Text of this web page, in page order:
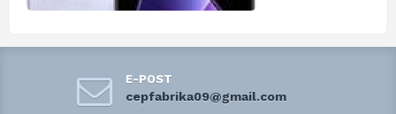
E-POST
cepfabrika09@gmail.com